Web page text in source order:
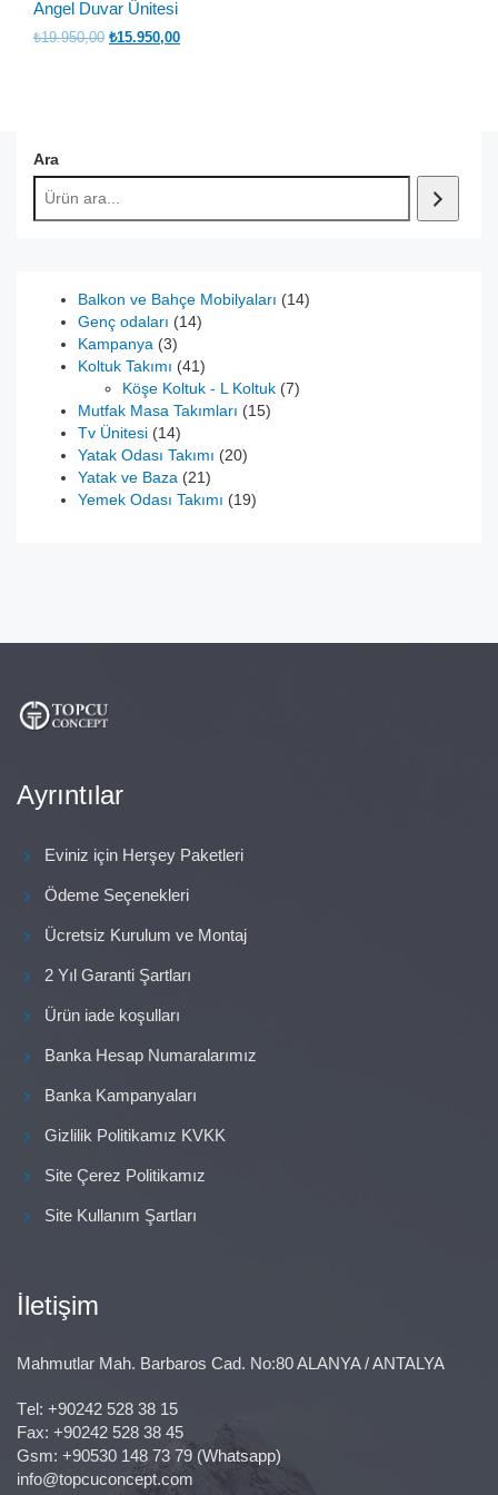
Angel Duvar Ünitesi
₺19.950,00 Orijinal
₺15.950,00Şu
Ara
Balkon ve Bahçe Mobilyaları 1414
Genç odaları 1414
Kampanya 33
ürün
Koltuk Takımı 4141
ürün
Köşe Koltuk - L Koltuk 77
Mutfak Masa Takımları 1515
Tv Ünitesi 1414
ürün
Yatak Odası Takımı 2020
Yatak ve Baza 2121
ürün
Yemek Odası Takımı 1919
Ayrıntılar
Eviniz için Herşey Paketleri
Ödeme Seçenekleri
Ücretsiz Kurulum ve Montaj
2 Yıl Garanti Şartları
Ürün iade koşulları
Banka Hesap Numaralarımız
Banka Kampanyaları
Gizlilik Politikamız KVKK
Site Çerez Politikamız
Site Kullanım Şartları
İletişim
Mahmutlar Mah. Barbaros Cad. No:80 ALANYA / ANTALYA
Тel: +90242 528 38 15
Fax: +90242 528 38 45
Gsm: +90530 148 73 79 (Whatsapp)
info@topcuconcept.com